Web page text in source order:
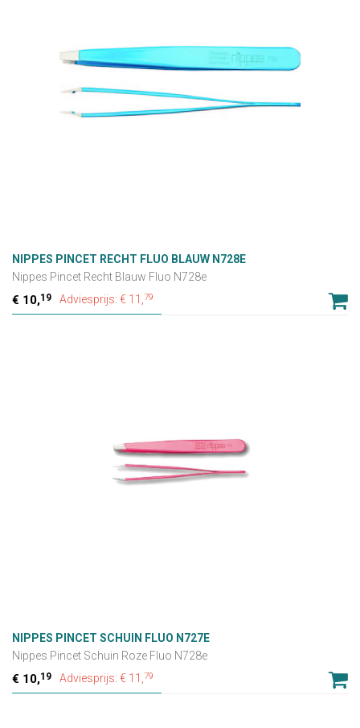
NIPPES PINCET RECHT FLUO BLAUW N728E
Nippes Pincet Recht Blauw Fluo N728e
10,19 Adviesprijs: € 11, 79
NIPPES PINCET SCHUIN FLUO N727E
Nippes Pincet Schuin Roze Fluo N728e
10,19 Adviesprijs: € 11, 79